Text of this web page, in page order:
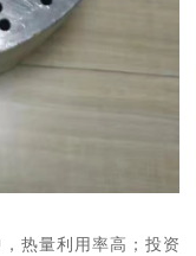
热量利用率高；投资